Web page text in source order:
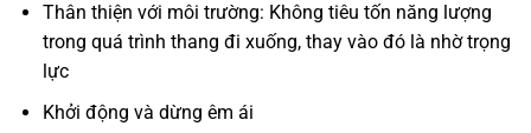
Thân thiện với môi trường: Không tiêu tốn năng lượng
trong quá trình thang đi xuống, thay vào đó là nhờ trọng
lực
Khởi động và dừng êm ái